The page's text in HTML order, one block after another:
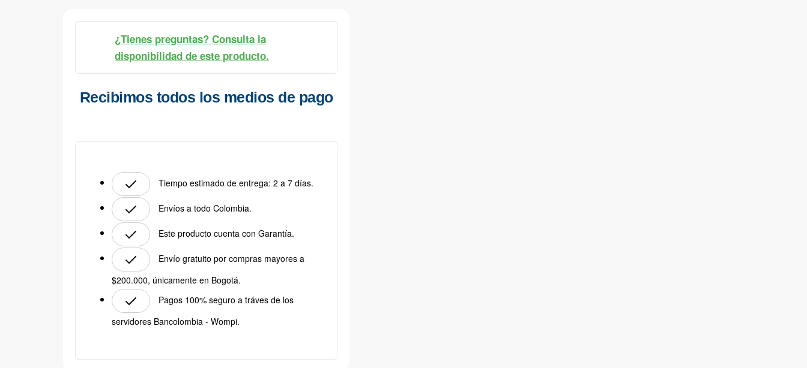
¿Tienes preguntas? Consulta la
disponibilidad de este producto.
Recibimos todos los medios de pago
Tiempo estimado de entrega: 2 a 7 días.
Envíos a todo Colombia.
Este producto cuenta con Garantía.
Envío gratuito por compras mayores a
$200.000, únicamente en Bogotá.
Pagos 100% seguro a tráves de los
servidores Bancolombia - Wompi.